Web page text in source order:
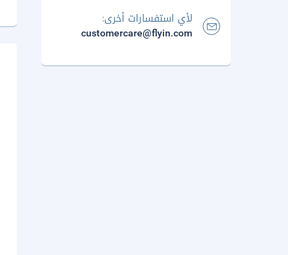
لأي استفسارات أخرى:
customercare@flyin.com